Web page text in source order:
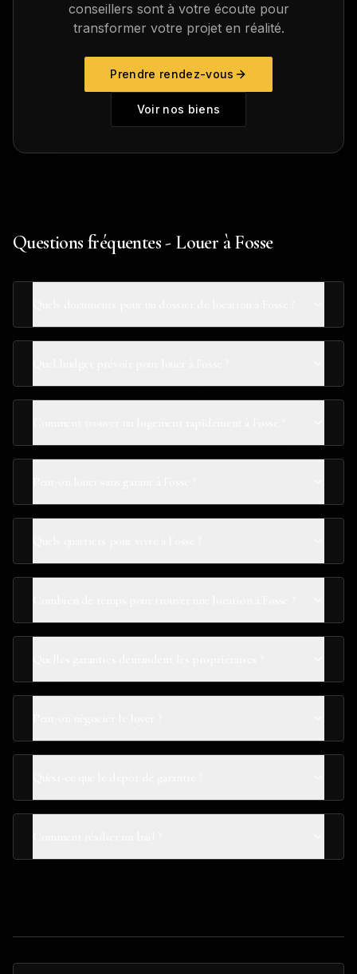
conseillers sont à votre écoute pour
transformer votre projet en réalité.
Prendre rendez-vous
Voir nos biens
Questions fréquentes - Louer à Fosse